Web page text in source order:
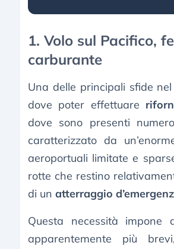
1. Volo sul Pacifico,
carburante
Una delle principali sfide nel
dove poter effettuare
dove sono presenti
caratterizzato da
aeroportuali limitate e
rotte che restino
di un atterraggio
Questa necessità
apparentemente più